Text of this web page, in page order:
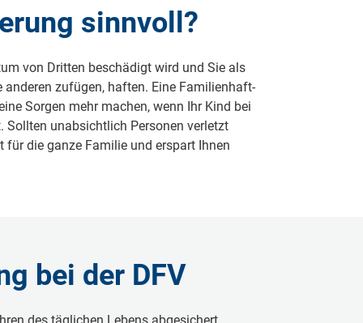
sinnvoll?
von Dritten beschädigt wird und Sie als
anderen zufügen, haften. Eine Familienhaft­
Sorgen mehr machen, wenn Ihr Kind bei
Sollten unabsichtlich Personen verletzt
die ganze Familie und erspart Ihnen
bei der DFV